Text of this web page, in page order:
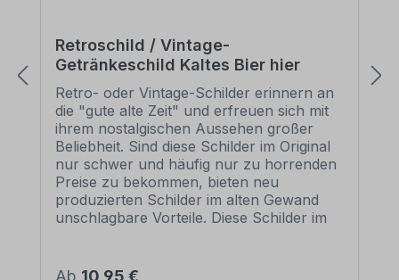
Retroschild / Vintage-
Getränkeschild Kaltes Bier hier
Retro- oder Vintage-Schilder erinnern an
die "gute alte Zeit" und erfreuen sich mit
ihrem nostalgischen Aussehen großer
Beliebheit. Sind diese Schilder im Original
nur schwer und häufig nur zu horrenden
Preise zu bekommen, bieten neu
produzierten Schilder im alten Gewand
unschlagbare Vorteile. Diese Schilder im
Motiven oder nur Textinhalten, die je nach
Regulärer Preis:
Ab 10,95 €